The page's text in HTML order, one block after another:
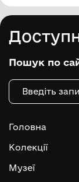
Пошук по
Головна
Колекції
Музеї